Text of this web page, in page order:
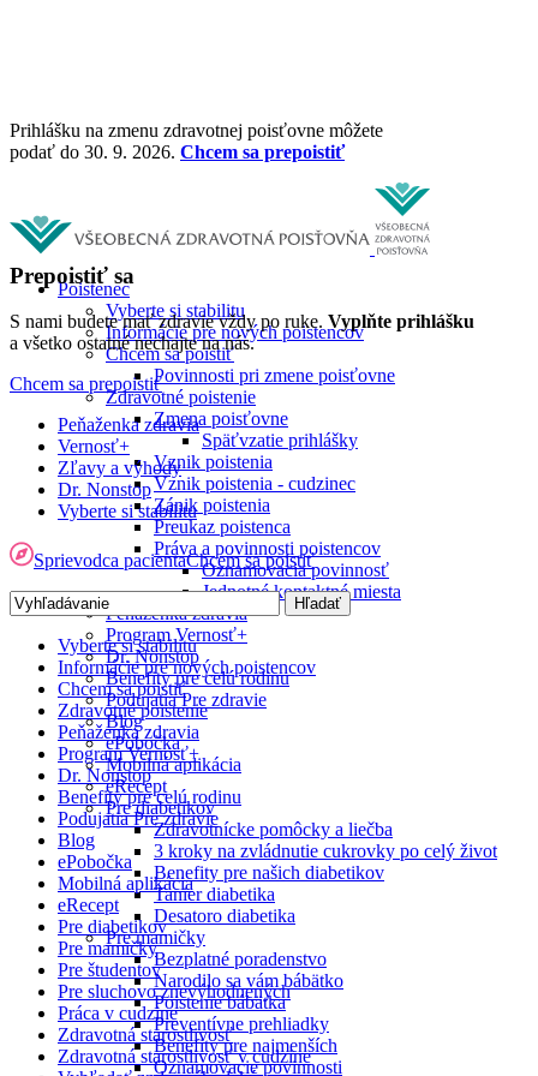
Prihlášku na zmenu zdravotnej poisťovne môžete
podať do 30. 9. 2026. Chcem sa prepoistiť
Poistenec
Vyberte si stabilitu
Informácie pre nových poistencov
Chcem sa poistiť
Povinnosti pri zmene poisťovne
Zdravotné poistenie
Zmena poisťovne
Späťvzatie prihlášky
Vznik poistenia
Vznik poistenia - cudzinec
Zánik poistenia
Preukaz poistenca
Práva a povinnosti poistencov
Oznamovacia povinnosť
Jednotné kontaktné miesta
Peňaženka zdravia
Program Vernosť+
Dr. Nonstop
Benefity pre celú rodinu
Podujatia Pre zdravie
Blog
ePobočka
Mobilná aplikácia
eRecept
Pre diabetikov
Zdravotnícke pomôcky a liečba
3 kroky na zvládnutie cukrovky po celý život
Benefity pre našich diabetikov
Tanier diabetika
Desatoro diabetika
Pre mamičky
Bezplatné poradenstvo
Narodilo sa vám bábätko
Poistenie bábätka
Preventívne prehliadky
Benefity pre najmenších
Oznamovacie povinnosti
Prepoistiť sa
S nami budete mať zdravie vždy po ruke. Vyplňte prihlášku
a všetko ostatné nechajte na nás.
Chcem sa prepoistiť
Peňaženka zdravia
Vernosť+
Zľavy a výhody
Dr. Nonstop
Vyberte si stabilitu
Sprievodca pacientaChcem sa poistiť
Vyberte si stabilitu
Informácie pre nových poistencov
Chcem sa poistiť
Zdravotné poistenie
Peňaženka zdravia
Program Vernosť+
Dr. Nonstop
Benefity pre celú rodinu
Podujatia Pre zdravie
Blog
ePobočka
Mobilná aplikácia
eRecept
Pre diabetikov
Pre mamičky
Pre študentov
Pre sluchovo znevýhodnených
Práca v cudzine
Zdravotná starostlivosť
Zdravotná starostlivosť v cudzine